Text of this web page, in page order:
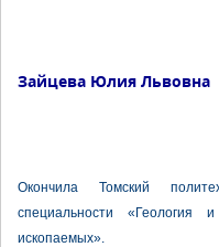
Зайцева Юлия Львовна
Окончила Томский
специальности «Геология
ископаемых».